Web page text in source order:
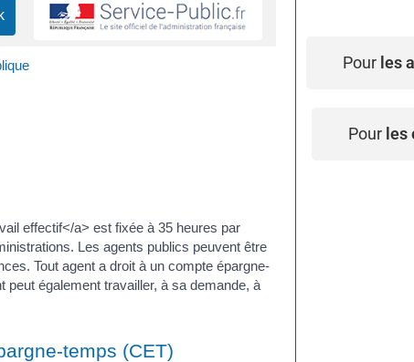
effectif</a> est fixée à 35 heures par
Les agents publics peuvent être
Tout agent a droit à un compte épargne-
également travailler, à sa demande, à
temps (CET)
Pour les
Pour